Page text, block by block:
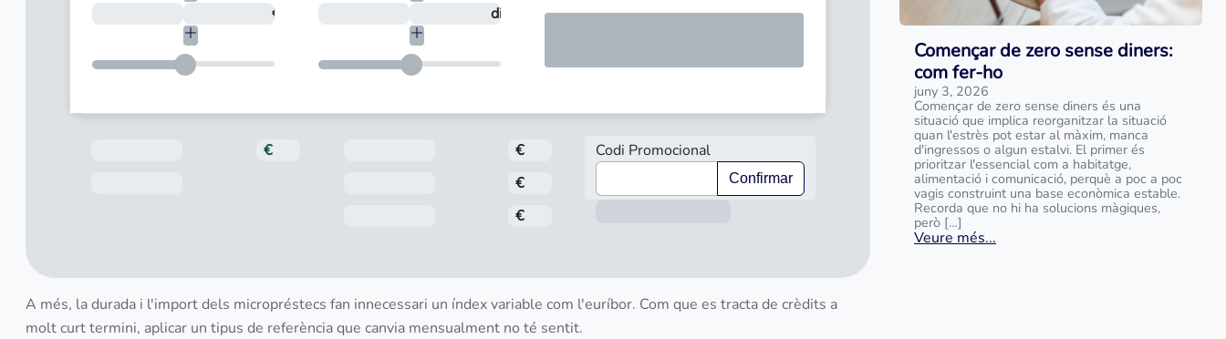
Quant necessites?
€ En quants dies vols tornar-ho?
dies
SOL·LICITAR PRÈSTEC.
Total a pagar€
€
€
Comissió d'obertura
€
Codi Promocional
Confirmar
Informació sobre el préstec
A més, la durada i l'import dels micropréstecs fan innecessari un índex variable com l'euríbor. Com que es tracta de crèdits a
molt curt termini, aplicar un tipus de referència que canvia mensualment no té sentit.
Començar de zero sense diners:
com fer-ho
juny 3, 2026
Començar de zero sense diners és una
situació que implica reorganitzar la situació
quan l'estrès pot estar al màxim, manca
d'ingressos o algun estalvi. El primer és
prioritzar l'essencial com a habitatge,
alimentació i comunicació, perquè a poc a poc
vagis construint una base econòmica estable.
Recorda que no hi ha solucions màgiques,
però […]
Veure més...